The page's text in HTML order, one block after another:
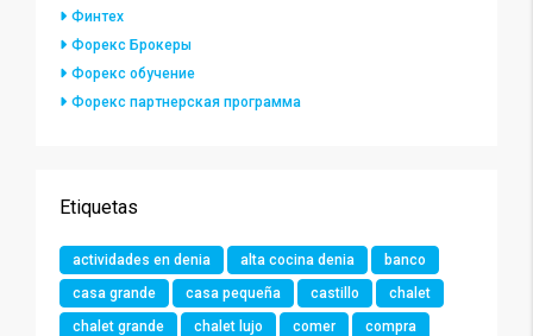
Финтех
Форекс Брокеры
Форекс обучение
Форекс партнерская программа
Etiquetas
actividades en denia alta cocina denia
banco
casa grande
casa pequeña castillo
chalet
chalet grande
chalet lujo comer
compra